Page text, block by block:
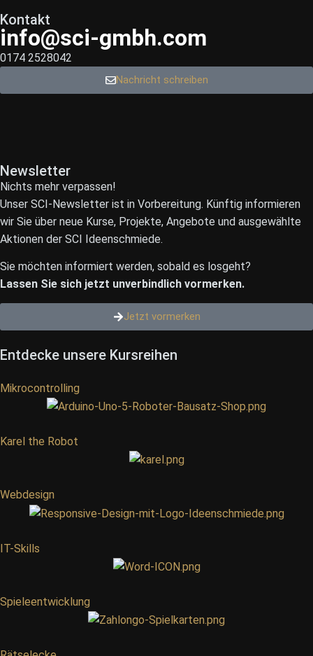
Kontakt
info@sci-gmbh.com
0174 2528042
Nachricht schreiben
Newsletter
Nichts mehr verpassen!
Unser SCI-Newsletter ist in Vorbereitung. Künftig informieren
wir Sie über neue Kurse, Projekte, Angebote und ausgewählte
Aktionen der SCI Ideenschmiede.
Sie möchten informiert werden, sobald es losgeht?
Lassen Sie sich jetzt unverbindlich vormerken.
Jetzt vormerken
Entdecke unsere Kursreihen
Mikrocontrolling
Karel the Robot
Webdesign
IT-Skills
Spieleentwicklung